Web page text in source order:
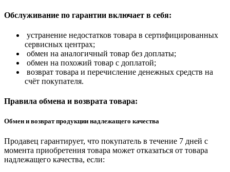
Обслуживание по гарантии включает в себя:
устранение недостатков товара в сертифицированных
сервисных центрах;
обмен на аналогичный товар без доплаты;
обмен на похожий товар с доплатой;
возврат товара и перечисление денежных средств на
счёт покупателя.
Правила обмена и возврата товара:
Обмен и возврат продукции надлежащего качества
Продавец гарантирует, что покупатель в течение 7 дней с
момента приобретения товара может отказаться от товара
надлежащего качества, если: